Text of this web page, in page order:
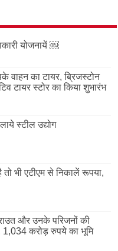
योजनायें ￼
वाहन का टायर, ब्रिजस्टोन
टायर स्टोर का किया शुभारंभ
स्टील उद्योग
भी एटीएम से निकालें रूपया,
और उनके परिजनों की
1,034 करोड़ रुपये का भूमि